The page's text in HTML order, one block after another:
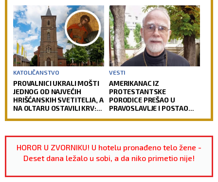
KATOLIČANSTVO
PROVALNICI UKRALI MOŠTI
JEDNOG OD NAJVEĆIH
HRIŠĆANSKIH SVETITELJA, A
NA OLTARU OSTAVILI KRV:
VESTI
AMERIKANAC IZ
PROTESTANTSKE
PORODICE PREŠAO U
PRAVOSLAVLJE I POSTAO
HOROR U ZVORNIKU! U hotelu pronađeno telo žene -
Deset dana ležalo u sobi, a da niko primetio nije!